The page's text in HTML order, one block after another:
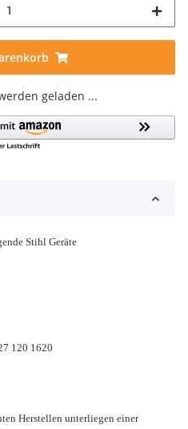
geladen ...
Stihl Geräte
120 1620
Herstellen unterliegen einer